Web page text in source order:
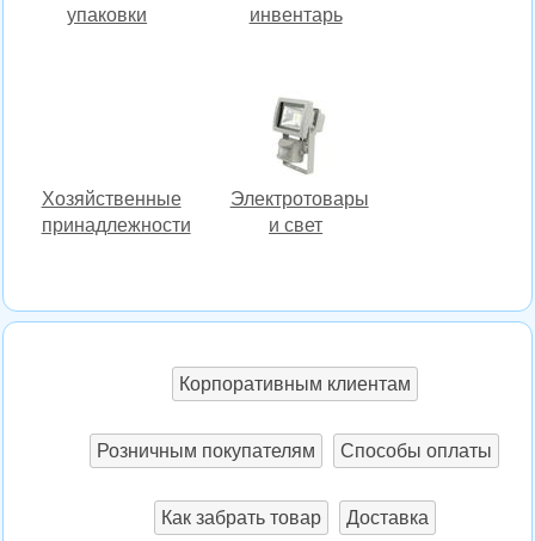
упаковки
инвентарь
Хозяйственные
принадлежности
Электротовары
и свет
Корпоративным клиентам
Розничным покупателям Способы оплаты
Как забрать товар Доставка